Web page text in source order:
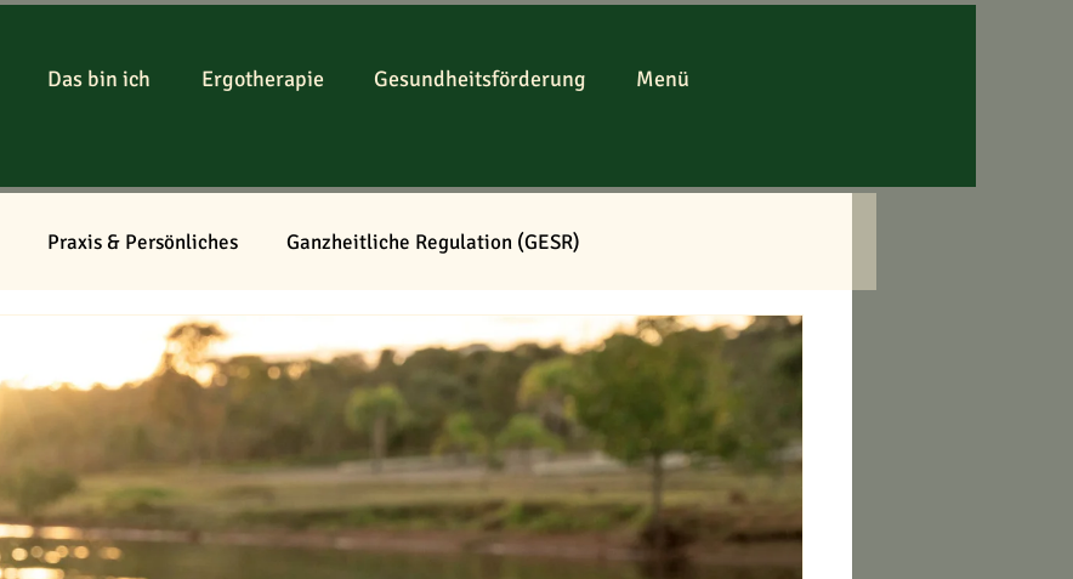
Das bin ich Ergotherapie Gesundheitsförderung Menü
Praxis & Persönliches Ganzheitliche Regulation (GESR)